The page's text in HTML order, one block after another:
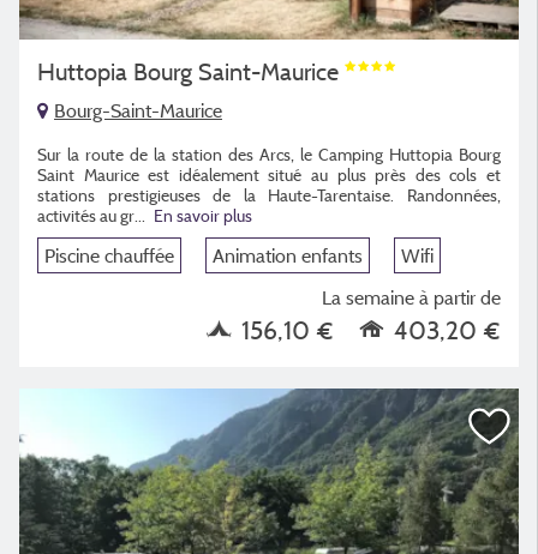
Huttopia Bourg Saint-Maurice
Bourg-Saint-Maurice
Sur la route de la station des Arcs, le Camping Huttopia Bourg
Saint Maurice est idéalement situé au plus près des cols et
stations prestigieuses de la Haute-Tarentaise. Randonnées,
activités au gr
En savoir plus
Piscine chauffée Animation enfants
Wifi
La semaine à partir de
156,10 € 403,20 €